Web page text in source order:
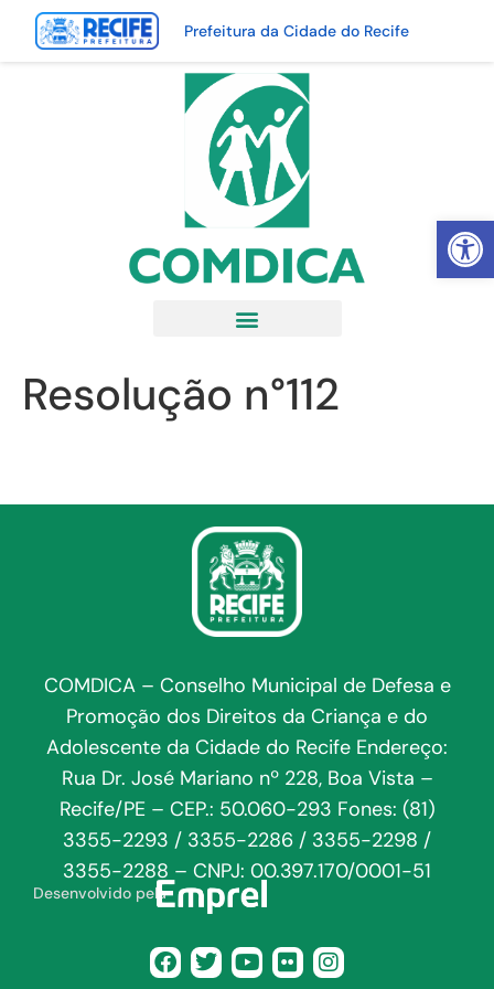
Abrir
Prefeitura da Cidade do Recife
Resolução n°112
COMDICA – Conselho Municipal de Defesa e
Promoção dos Direitos da Criança e do
Adolescente da Cidade do Recife Endereço:
Rua Dr. José Mariano nº 228, Boa Vista –
Recife/PE – CEP.: 50.060-293 Fones: (81)
3355-2293 / 3355-2286 / 3355-2298 /
3355-2288 – CNPJ: 00.397.170/0001-51
Desenvolvido pela